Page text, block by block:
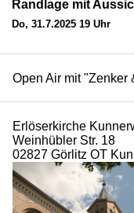
Randlage mit
Do, 31.7.2025 19 Uhr
Open Air mit "Zenker
Erlöserkirche
Weinhübler Str. 18
02827 Görlitz OT